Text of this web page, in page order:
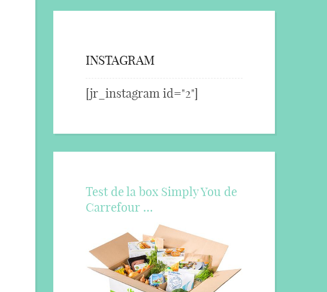
INSTAGRAM
[jr_instagram id="2"]
Test de la box Simply You de
Carrefour …